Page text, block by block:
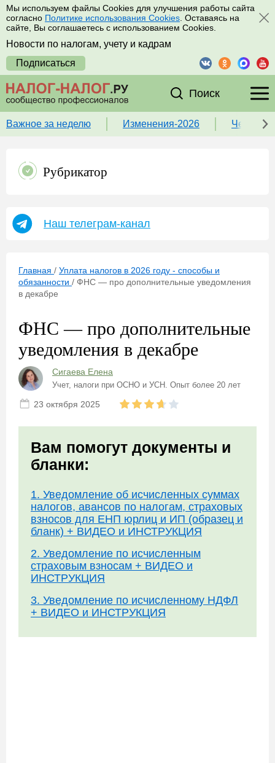
Мы используем файлы Cookies для улучшения работы сайта
согласно Политике использования Cookies . Оставаясь на
сайте, Вы соглашаетесь с использованием Cookies.
Новости по налогам, учету и кадрам
Подписаться
Поиск
Важное за неделю Изменения-2026 Чек-
Рубрикатор
Наш телеграм-канал
Главная / Уплата налогов в 2026 году - способы и
обязанности / ФНС — про дополнительные уведомления
в декабре
ФНС — про дополнительные
уведомления в декабре
Сигаева Елена
Учет, налоги при ОСНО и УСН. Опыт более 20 лет
23 октября 2025
Вам помогут документы и
бланки:
1. Уведомление об исчисленных суммах
налогов, авансов по налогам, страховых
взносов для ЕНП юрлиц и ИП (образец и
бланк) + ВИДЕО и ИНСТРУКЦИЯ
2. Уведомление по исчисленным
страховым взносам + ВИДЕО и
ИНСТРУКЦИЯ
3. Уведомление по исчисленному НДФЛ
+ ВИДЕО и ИНСТРУКЦИЯ